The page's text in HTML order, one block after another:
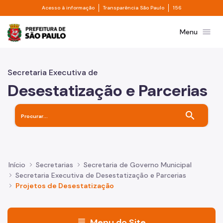
Pular para o Conteúdo principal
Acesso à informação Divisor de acesso à informação
Transparência São Paulo Divisor de
156
Prefeitura de São PauloMenu menu
Secretaria Executiva de
Desestatização e Parcerias
search
Início Secretarias
Secretaria de Governo Municipal
Secretaria Executiva de Desestatização e Parcerias
Projetos de Desestatização
menu